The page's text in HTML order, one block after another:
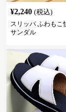
¥2,240 (税込)
スリッパ ふわもこ
サンダル